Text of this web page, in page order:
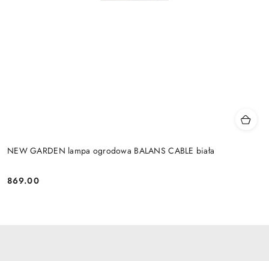
NEW GARDEN lampa ogrodowa BALANS CABLE biała
Cena:
869.00